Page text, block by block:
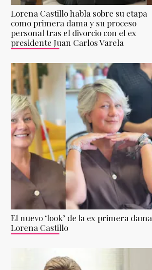
Lorena Castillo habla sobre su etapa
como primera dama y su proceso
personal tras el divorcio con el ex
presidente Juan Carlos Varela
El nuevo ‘look’ de la ex primera dama
Lorena Castillo